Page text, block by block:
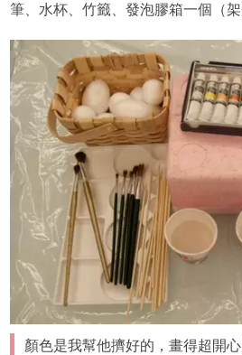
筆、水杯、竹籤、發泡膠箱一個（架
顏色是我幫他擠好的，畫得超開心